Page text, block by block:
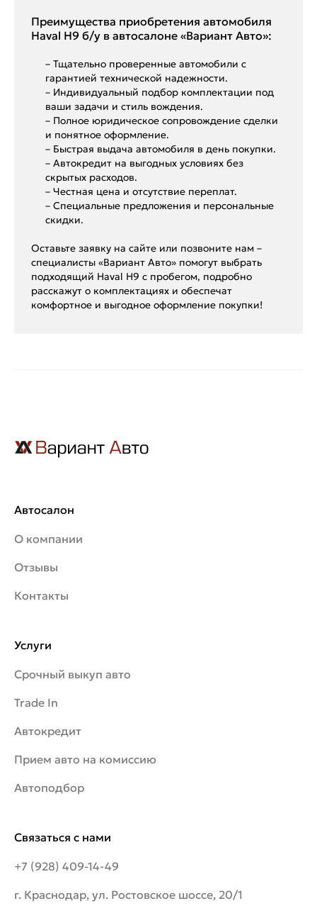
Преимущества приобретения автомобиля
Haval H9 б/у в автосалоне «Вариант Авто»:
– Тщательно проверенные автомобили с
гарантией технической надежности.
– Индивидуальный подбор комплектации под
ваши задачи и стиль вождения.
– Полное юридическое сопровождение сделки
и понятное оформление.
– Быстрая выдача автомобиля в день покупки.
– Автокредит на выгодных условиях без
скрытых расходов.
– Честная цена и отсутствие переплат.
– Специальные предложения и персональные
скидки.
Оставьте заявку на сайте или позвоните нам –
специалисты «Вариант Авто» помогут выбрать
подходящий Haval H9 с пробегом, подробно
расскажут о комплектациях и обеспечат
комфортное и выгодное оформление покупки!
Автосалон
О компании
Отзывы
Контакты
Связаться с нами
+7 (928) 409-14-49
г. Краснодар, ул. Ростовское шоссе, 20/1
Услуги
Срочный выкуп авто
Trade In
Автокредит
Прием авто на комиссию
Автоподбор